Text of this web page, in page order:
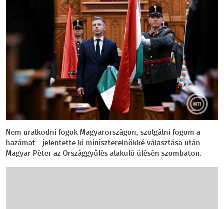
Nem uralkodni fogok Magyarországon, szolgálni fogom a
hazámat - jelentette ki miniszterelnökké választása után
Magyar Péter az Országgyűlés alakuló ülésén szombaton.